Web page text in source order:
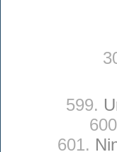
599.
601.